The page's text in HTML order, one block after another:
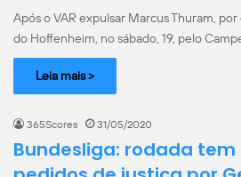
Após o VAR expulsar Marcus Thuram,
do Hoffenheim, no sábado, 19, pelo
Leia mais >
365Scores 31/05/2020
Bundesliga: rodada